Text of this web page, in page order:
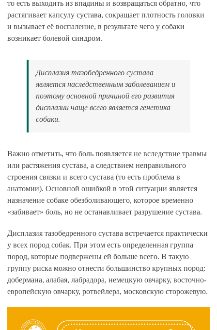
то есть выходить из впадины и возвращаться обратно, что
растягивает капсулу сустава, сокращает плотность головки
и вызывает её воспаление, в результате чего у собаки
возникает болевой синдром.
Дисплазия тазобедренного сустава
является наследственным заболеванием и
поэтому основной причиной его развития
дисплазии чаще всего является генетика
собаки.
Важно отметить, что боль появляется не вследствие травмы
или растяжения сустава, а следствием неправильного
строения связки и всего сустава (то есть проблема в
анатомии). Основной ошибкой в этой ситуации является
назначение собаке обезболивающего, которое временно
«забивает» боль, но не останавливает разрушение сустава.
Дисплазия тазобедренного сустава встречается практически
у всех пород собак. При этом есть определенная группа
пород, которые подвержены ей больше всего. В такую
группу риска можно отнести большинство крупных пород:
добермана, алабая, лабрадора, немецкую овчарку, восточно-
европейскую овчарку, ротвейлера, московскую сторожевую.